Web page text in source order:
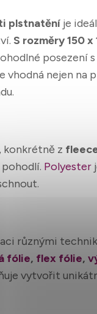
plstnatění je
S rozměry 150 x
posezení
vhodná nejen na
, konkrétně z
Polyester
různými
fólie, flex fólie,
vytvořit